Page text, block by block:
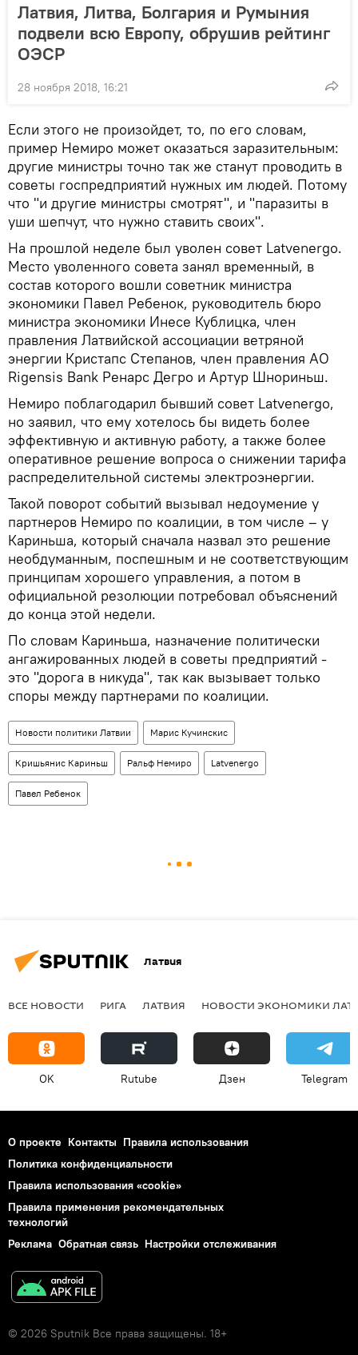
Латвия, Литва, Болгария и Румыния
подвели всю Европу, обрушив рейтинг
ОЭСР
28 ноября 2018, 16:21
Если этого не произойдет, то, по его словам,
пример Немиро может оказаться заразительным:
другие министры точно так же станут проводить в
советы госпредприятий нужных им людей. Потому
что "и другие министры смотрят", и "паразиты в
уши шепчут, что нужно ставить своих".
На прошлой неделе был уволен совет Latvenergo.
Место уволенного совета занял временный, в
состав которого вошли советник министра
экономики Павел Ребенок, руководитель бюро
министра экономики Инесе Кублицка, член
правления Латвийской ассоциации ветряной
энергии Кристапс Степанов, член правления АО
Rigensis Bank Ренарс Дегро и Артур Шнориньш.
Немиро поблагодарил бывший совет Latvenergo,
но заявил, что ему хотелось бы видеть более
эффективную и активную работу, а также более
оперативное решение вопроса о снижении тарифа
распределительной системы электроэнергии.
Такой поворот событий вызывал недоумение у
партнеров Немиро по коалиции, в том числе – у
Кариньша, который сначала назвал это решение
необдуманным, поспешным и не соответствующим
принципам хорошего управления, а потом в
официальной резолюции потребовал объяснений
до конца этой недели.
По словам Кариньша, назначение политически
ангажированных людей в советы предприятий -
это "дорога в никуда", так как вызывает только
споры между партнерами по коалиции.
Новости политики Латвии Марис Кучинскис
Кришьянис Кариньш Ральф Немиро Latvenergo
Павел Ребенок
Латвия
ВСЕ НОВОСТИ РИГА ЛАТВИЯ НОВОСТИ ЭКОНОМИКИ
OK Rutube Дзен Telegram
О проекте Контакты Правила использования
Политика конфиденциальности
Правила использования «cookie»
Правила применения рекомендательных
технологий
Реклама Обратная связь Настройки отслеживания
© 2026 Sputnik Все права защищены. 18+